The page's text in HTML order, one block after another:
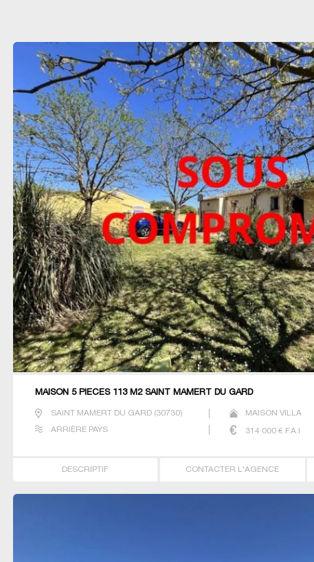
MAISON 5 PIECES 113 M2 SAINT MAMERT DU GARD
SAINT MAMERT DU GARD(30730) MAISON VILLA
ARRIÈRE PAYS 314 000€ F.A.I
DESCRIPTIF CONTACTER L'AGENCE